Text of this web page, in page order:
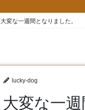
変な一週間となりました。
lucky-dog
変な一週